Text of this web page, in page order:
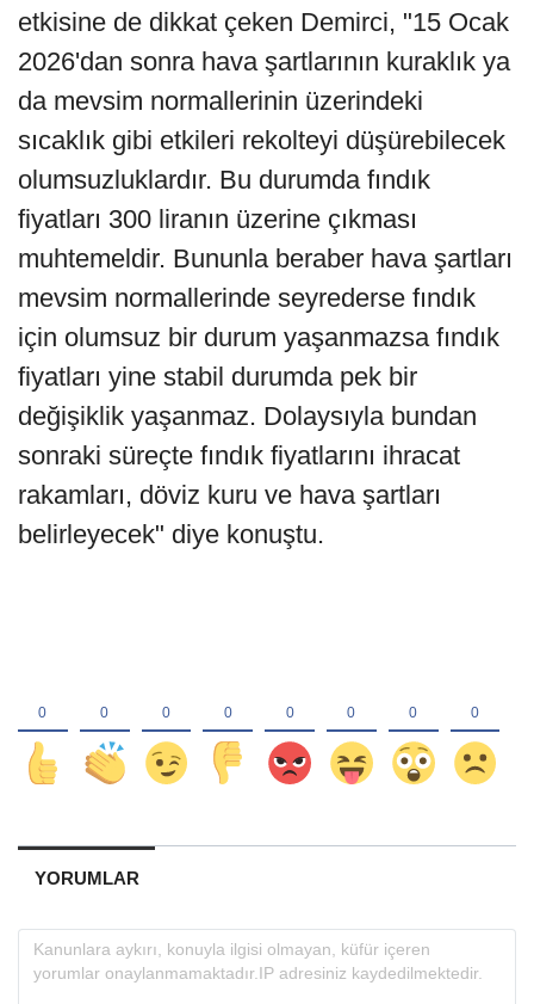
etkisine de dikkat çeken Demirci, "15 Ocak
2026'dan sonra hava şartlarının kuraklık ya
da mevsim normallerinin üzerindeki
sıcaklık gibi etkileri rekolteyi düşürebilecek
olumsuzluklardır. Bu durumda fındık
fiyatları 300 liranın üzerine çıkması
muhtemeldir. Bununla beraber hava şartları
mevsim normallerinde seyrederse fındık
için olumsuz bir durum yaşanmazsa fındık
fiyatları yine stabil durumda pek bir
değişiklik yaşanmaz. Dolaysıyla bundan
sonraki süreçte fındık fiyatlarını ihracat
rakamları, döviz kuru ve hava şartları
belirleyecek" diye konuştu.
YORUMLAR